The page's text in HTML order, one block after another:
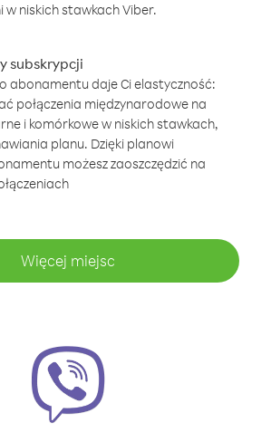
w niskich stawkach Viber.
subskrypcji
abonamentu daje Ci elastyczność:
połączenia międzynarodowe na
i komórkowe w niskich stawkach,
planu. Dzięki planowi
możesz zaoszczędzić na
Więcej miejsc